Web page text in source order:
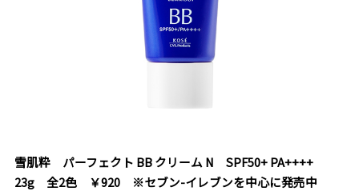
雪肌粋 パーフェクト BB クリーム N SPF50+ PA++++
23g 全2色 ￥920 ※セブン-イレブンを中心に発売中